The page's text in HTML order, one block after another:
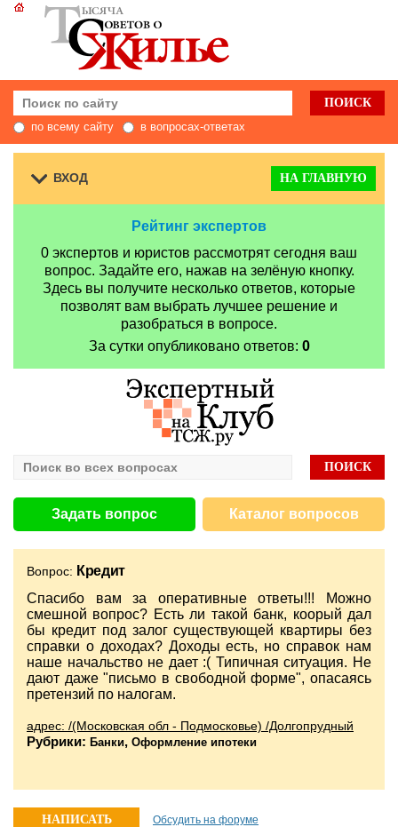
по всему сайту в вопросах-ответах
ВХОД НА ГЛАВНУЮ
Рейтинг экспертов
0 экспертов и юристов рассмотрят сегодня ваш
вопрос. Задайте его, нажав на зелёную кнопку.
Здесь вы получите несколько ответов, которые
позволят вам выбрать лучшее решение и
разобраться в вопросе.
За сутки опубликовано ответов: 0
Задать вопрос Каталог вопросов
Вопрос: Кредит
Спасибо вам за оперативные ответы!!! Можно
смешной вопрос? Есть ли такой банк, коорый дал
бы кредит под залог существующей квартиры без
справки о доходах? Доходы есть, но справок нам
наше начальство не дает :( Типичная ситуация. Не
дают даже "письмо в свободной форме", опасаясь
претензий по налогам.
адрес: /(Московская обл - Подмосковье) /Долгопрудный
Рубрики: Банки, Оформление ипотеки
НАПИСАТЬ
Обсудить на форуме